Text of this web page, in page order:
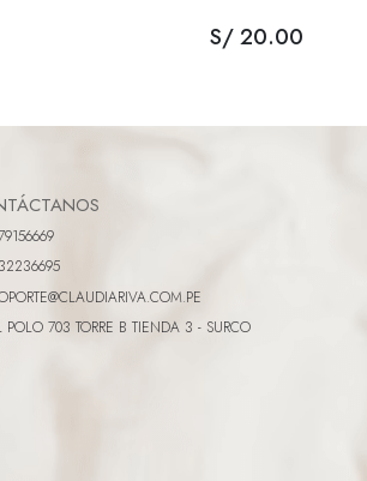
S/ 20.00
POLO 703 TORRE B TIENDA 3 - SURCO